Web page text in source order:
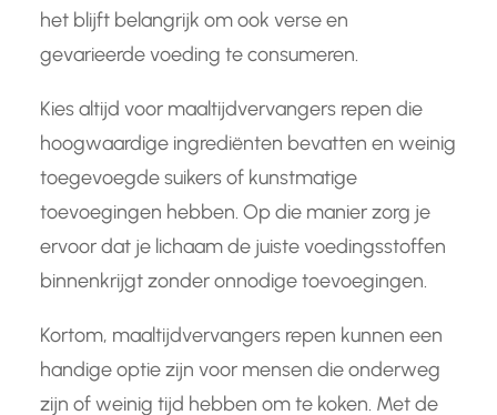
het blijft belangrijk om ook verse en
gevarieerde voeding te consumeren.
Kies altijd voor maaltijdvervangers repen die
hoogwaardige ingrediënten bevatten en weinig
toegevoegde suikers of kunstmatige
toevoegingen hebben. Op die manier zorg je
ervoor dat je lichaam de juiste voedingsstoffen
binnenkrijgt zonder onnodige toevoegingen.
Kortom, maaltijdvervangers repen kunnen een
handige optie zijn voor mensen die onderweg
zijn of weinig tijd hebben om te koken. Met de